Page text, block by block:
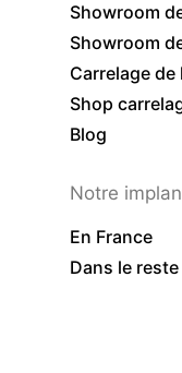
Showroom
Showroom
Carrelage de
Shop
Blog
Notre
En France
Dans le